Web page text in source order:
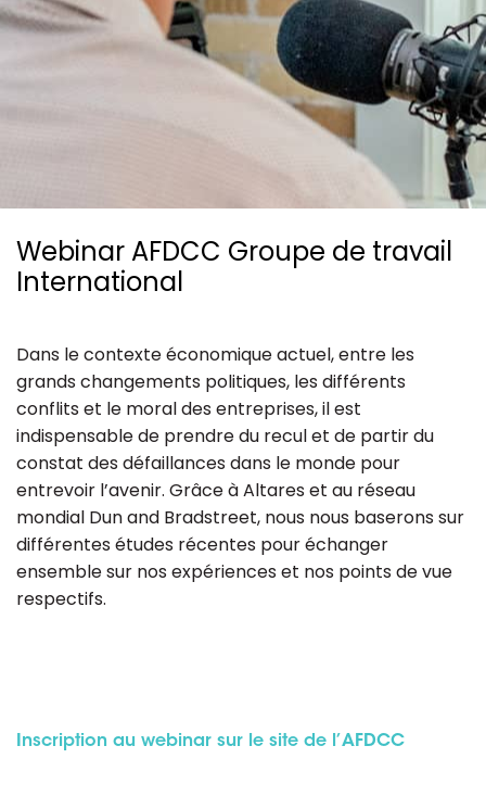
Ressources
Webinar AFDCC Groupe de travail
International
Dans le contexte économique actuel, entre les
grands changements politiques, les différents
conflits et le moral des entreprises, il est
indispensable de prendre du recul et de partir du
constat des défaillances dans le monde pour
entrevoir l’avenir. Grâce à Altares et au réseau
mondial Dun and Bradstreet, nous nous baserons sur
différentes études récentes pour échanger
ensemble sur nos expériences et nos points de vue
respectifs.
Inscription au webinar sur le site de l’AFDCC